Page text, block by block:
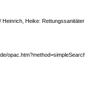
Heike: